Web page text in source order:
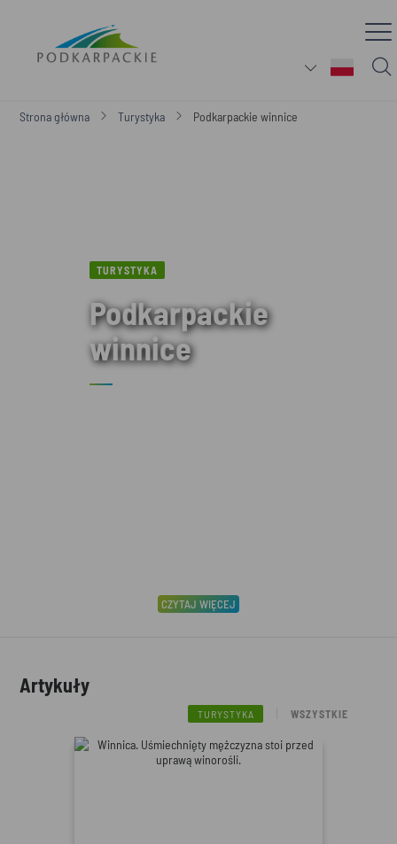
Strona główna Turystyka Podkarpackie winnice
TURYSTYKA
Podkarpackie
winnice
CZYTAJ WIĘCEJ
Artykuły
TURYSTYKA WSZYSTKIE